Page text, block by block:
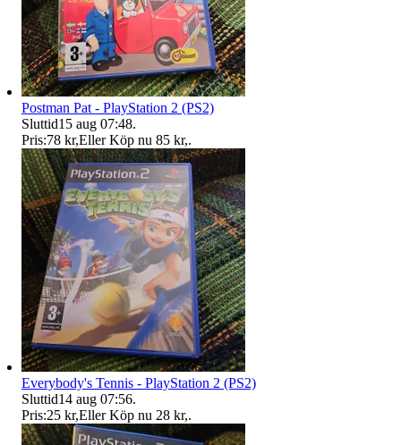
Postman Pat - PlayStation 2 (PS2)
Sluttid15 aug 07:48.
Pris:78 kr,Eller Köp nu 85 kr,.
Everybody's Tennis - PlayStation 2 (PS2)
Sluttid14 aug 07:56.
Pris:25 kr,Eller Köp nu 28 kr,.